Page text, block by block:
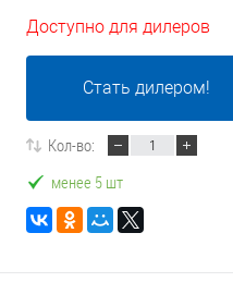
Доступно для дилеров
Стать дилером!
Кол-во:
менее 5 шт